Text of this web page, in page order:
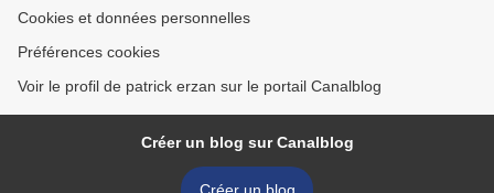
Cookies et données personnelles
Préférences cookies
Voir le profil de patrick erzan sur le portail Canalblog
Créer un blog sur Canalblog